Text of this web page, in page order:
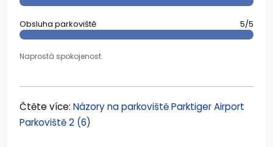
Obsluha parkoviště 5/5
Naprostá spokojenost.
Čtěte více: Názory na parkoviště Parktiger Airport
Parkoviště 2 (6)